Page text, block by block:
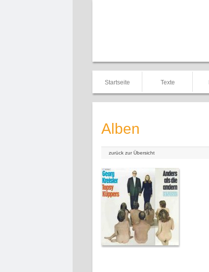
Startseite Texte
Alben
zurück zur Übersicht